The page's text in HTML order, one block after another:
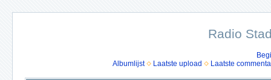
Radio
Albumlijst
Laatste upload Laatste